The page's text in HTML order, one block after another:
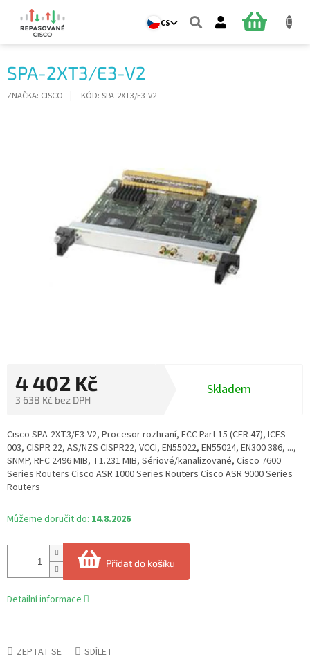
obsah
CS
NÁKUPNÍ
SPA-2XT3/E3-V2
ZNAČKA: CISCO KÓD: SPA-2XT3/E3-V2
4 402 Kč
3 638 Kč bez DPH
cena:
Skladem
Můžeme doručit do: 14.8.2026
Přidat do košíku
Cisco SPA-2XT3/E3-V2, Procesor rozhraní, FCC Part 15 (CFR 47), ICES
003, CISPR 22, AS/NZS CISPR22, VCCI, EN55022, EN55024, EN300 386, ...,
SNMP, RFC 2496 MIB, T1.231 MIB, Sériové/kanalizované, Cisco 7600
Series Routers Cisco ASR 1000 Series Routers Cisco ASR 9000 Series
Routers
Detailní informace
ZEPTAT SE SDÍLET